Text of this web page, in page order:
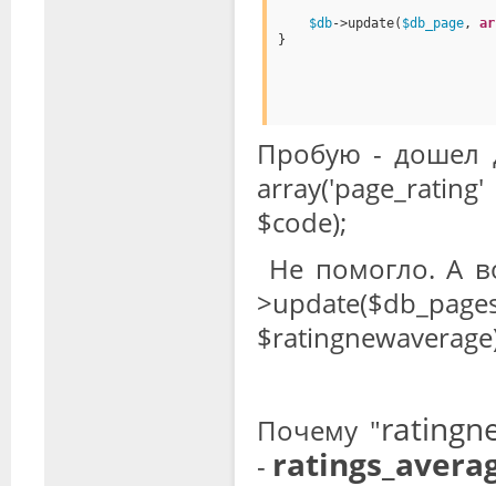
$db->update( $db_page,
}
Пробую - дошел
$code);
Не помогло. А
Почему "
-